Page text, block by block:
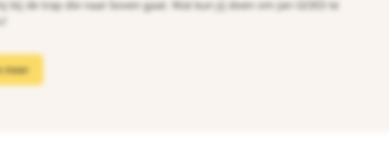
bij de trap die naar boven gaat. Wat kun jij doen om Jan GOED te
meer